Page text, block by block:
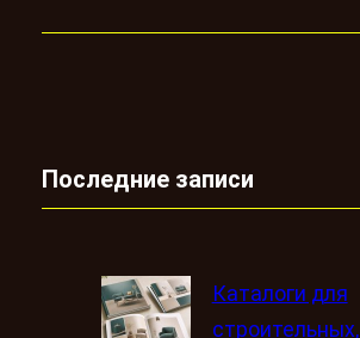
Последние записи
Каталоги для
строительных,